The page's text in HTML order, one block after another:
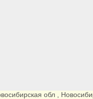
обл ,